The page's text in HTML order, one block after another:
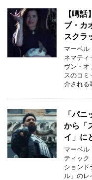
【噂
ブ・カ
スクラ
マーベル
ネマティ
ヴン・オ
スのコミ
介される
「パニ
から「
イ」に
マーベル
ティック
ションド
ル」のレ